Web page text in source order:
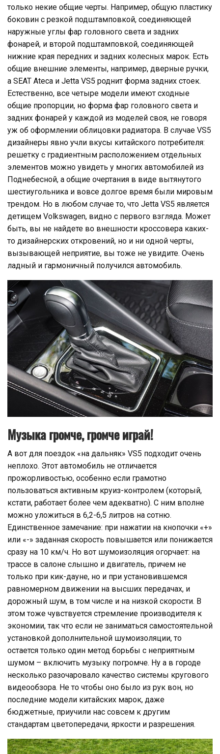
только некие общие черты. Например, общую пластику
боковин с резкой подштамповкой, соединяющей
наружные углы фар головного света и задних
фонарей, и второй подштамповкой, соединяющей
нижние края передних и задних колесных марок. Есть
общие внешние элементы, например, дверные ручки,
а SEAT Ateca и Jetta VS5 роднит форма задних стоек.
Естественно, все четыре модели имеют сходные
общие пропорции, но форма фар головного света и
задних фонарей у каждой из моделей своя, не говоря
уж об оформлении облицовки радиатора. В случае VS5
дизайнеры явно учли вкусы китайского потребителя:
решетку с градиентным расположением отдельных
элементов можно увидеть у многих автомобилей из
Поднебесной, а общие очертания в виде вытянутого
шестиугольника и вовсе долгое время были мировым
трендом. Но в любом случае то, что Jetta VS5 является
детищем Volkswagen, видно с первого взгляда. Может
быть, вы не найдете во внешности кроссовера каких-
то дизайнерских откровений, но и ни одной черты,
вызывающей неприятие, вы тоже не увидите. Очень
ладный и гармоничный получился автомобиль.
Музыка громче, громче играй!
А вот для поездок «на дальняк» VS5 подходит очень
неплохо. Этот автомобиль не отличается
прожорливостью, особенно если грамотно
пользоваться активным круиз-контролем (который,
кстати, работает более чем адекватно). С ним вполне
можно уложиться в 6,2-6,5 литров на сотню.
Единственное замечание: при нажатии на кнопочки «+»
или «-» заданная скорость повышается или понижается
сразу на 10 км/ч. Но вот шумоизоляция огорчает: на
трассе в салоне слышно и двигатель, причем не
только при кик-дауне, но и при установившемся
равномерном движении на высших передачах, и
дорожный шум, в том числе и на низкой скорости. В
этом тоже чувствуется стремление производителя к
экономии, так что если не заниматься самостоятельной
установкой дополнительной шумоизоляции, то
остается только один метод борьбы с неприятным
шумом – включить музыку погромче. Ну а в городе
несколько разочаровало качество системы кругового
видеообзора. Не то чтобы оно было из рук вон, но
последние модели китайских марок, даже
бюджетные, приучили нас совсем к другим
стандартам цветопередачи, яркости и разрешения.